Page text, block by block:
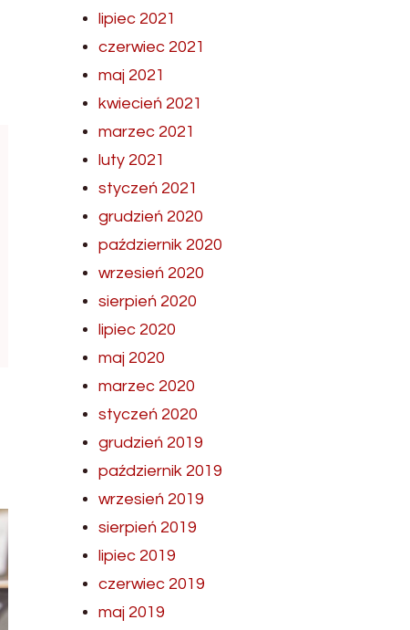
lipiec 2021
czerwiec 2021
maj 2021
kwiecień 2021
marzec 2021
luty 2021
styczeń 2021
grudzień 2020
październik 2020
wrzesień 2020
sierpień 2020
lipiec 2020
maj 2020
marzec 2020
styczeń 2020
grudzień 2019
październik 2019
wrzesień 2019
sierpień 2019
lipiec 2019
czerwiec 2019
maj 2019